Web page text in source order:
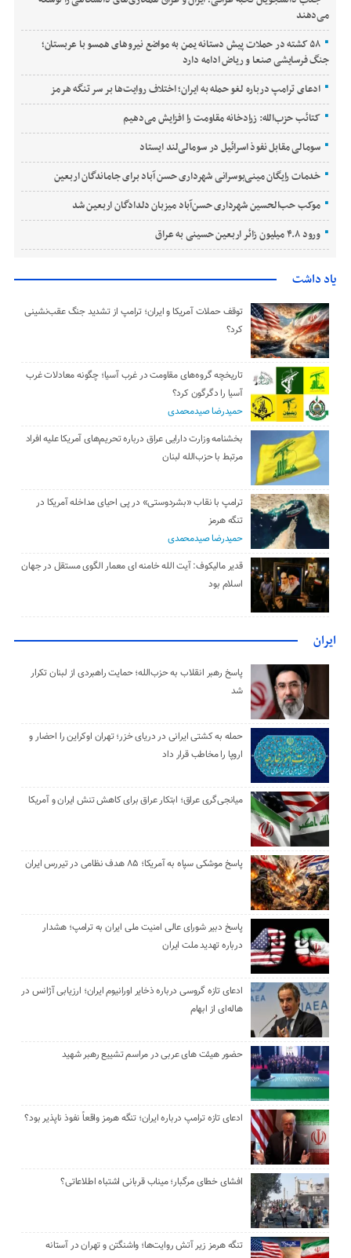
می‌دهند
۵۸ کشته در حملات پیش دستانه یمن به مواضع نیروهای همسو با عربستان؛
جنگ فرسایشی صنعا و ریاض ادامه دارد
ادعای ترامپ درباره لغو حمله به ایران؛ اختلاف روایت‌ها بر سر تنگه هرمز
کتائب حزب‌الله: زرادخانه مقاومت را افزایش می‌دهیم
سومالی مقابل نفوذ اسرائیل در سومالی‌لند ایستاد
خدمات رایگان مینی‌بوسرانی شهرداری حسن‌ آباد برای جاماندگان اربعین
موکب حب‌الحسین شهرداری حسن‌آباد میزبان دلدادگان اربعین شد
ورود ۴.۸ میلیون زائر اربعین حسینی به عراق
یاد داشت
توقف حملات آمریکا و ایران؛ ترامپ از تشدید جنگ عقب‌نشینی
کرد؟
تاریخچه گروه‌های مقاومت در غرب آسیا؛ چگونه معادلات غرب
آسیا را دگرگون کرد؟
حمیدرضا صیدمحمدی
بخشنامه وزارت دارایی عراق درباره تحریم‌های آمریکا علیه افراد
مرتبط با حزب‌الله لبنان
ترامپ با نقاب «بشردوستی» در پی احیای مداخله آمریکا در
تنگه هرمز
حمیدرضا صیدمحمدی
قدیر مالیکوف: آیت‌ الله خامنه‌ ای معمار الگوی مستقل در جهان
اسلام بود
ایران
پاسخ رهبر انقلاب به حزب‌الله؛ حمایت راهبردی از لبنان تکرار
شد
حمله به کشتی ایرانی در دریای خزر؛ تهران اوکراین را احضار و
اروپا را مخاطب قرار داد
میانجی‌گری عراق؛ ابتکار عراق برای کاهش تنش ایران و آمریکا
پاسخ موشکی سپاه به آمریکا؛ ۸۵ هدف نظامی در تیررس ایران
پاسخ دبیر شورای عالی امنیت ملی ایران به ترامپ؛ هشدار
درباره تهدید ملت ایران
ادعای تازه گروسی درباره ذخایر اورانیوم ایران؛ ارزیابی آژانس در
هاله‌ای از ابهام
حضور هیئت‌ های عربی در مراسم تشییع رهبر شهید
ادعای تازه ترامپ درباره ایران؛ تنگه هرمز واقعاً نفوذ ناپذیر بود؟
افشای خطای مرگبار؛ میناب قربانی اشتباه اطلاعاتی؟
تنگه هرمز زیر آتش روایت‌ها؛ واشنگتن و تهران در آستانه